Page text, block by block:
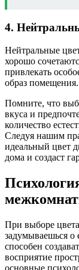
4.
Нейтральные
хорошо
привлекать
образ помещения.
Помните, что
вкуса и
количество
Следуя нашим
идеальный цвет
дома и создаст
При выборе
задумываешься о
способен
восприятие